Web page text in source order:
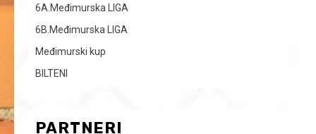
6A.Međimurska LIGA
6B.Međimurska LIGA
Međimurski kup
BILTENI
PARTNERI